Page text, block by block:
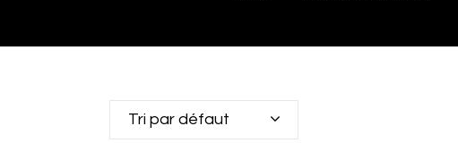
Tri par défaut